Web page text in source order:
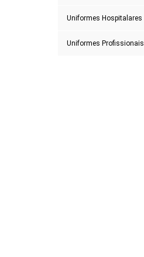
Uniformes Hospitalares
Uniformes Profissionais